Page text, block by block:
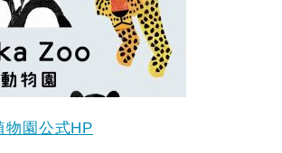
物園公式HP